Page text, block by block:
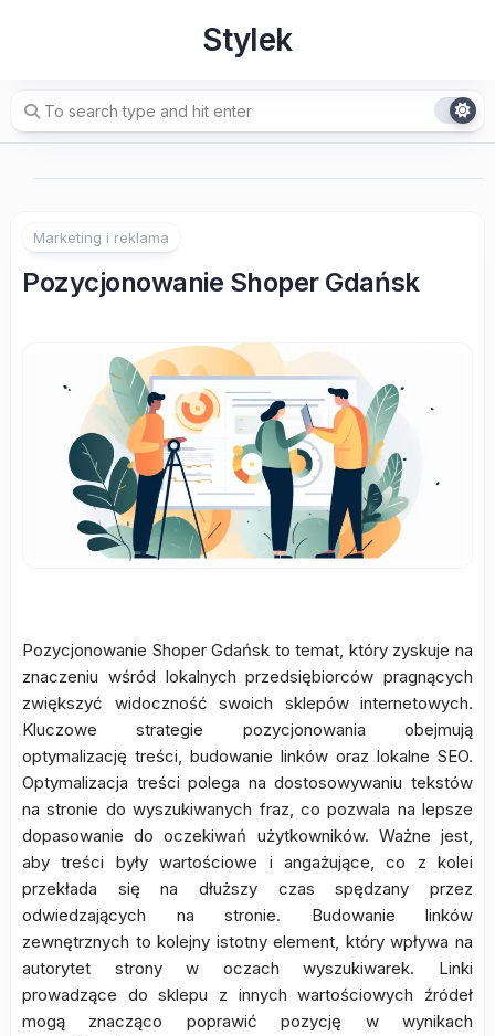
Stylek
Marketing i reklama
Pozycjonowanie Shoper Gdańsk
Pozycjonowanie Shoper Gdańsk to temat, który zyskuje na
znaczeniu wśród lokalnych przedsiębiorców pragnących
zwiększyć widoczność swoich sklepów internetowych.
Kluczowe strategie pozycjonowania obejmują
optymalizację treści, budowanie linków oraz lokalne SEO.
Optymalizacja treści polega na dostosowywaniu tekstów
na stronie do wyszukiwanych fraz, co pozwala na lepsze
dopasowanie do oczekiwań użytkowników. Ważne jest,
aby treści były wartościowe i angażujące, co z kolei
przekłada się na dłuższy czas spędzany przez
odwiedzających na stronie. Budowanie linków
zewnętrznych to kolejny istotny element, który wpływa na
autorytet strony w oczach wyszukiwarek. Linki
prowadzące do sklepu z innych wartościowych źródeł
mogą znacząco poprawić pozycję w wynikach